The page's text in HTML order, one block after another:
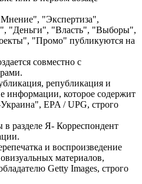
"Экспертиза",
"Деньги", "Власть", "Выборы",
"Промо" публикуются на
совместно с
републикация и
информации, которое содержит
EPA / UPG, строго
в разделе Я- Корреспондент
и воспроизведение
материалов,
Getty Images, строго